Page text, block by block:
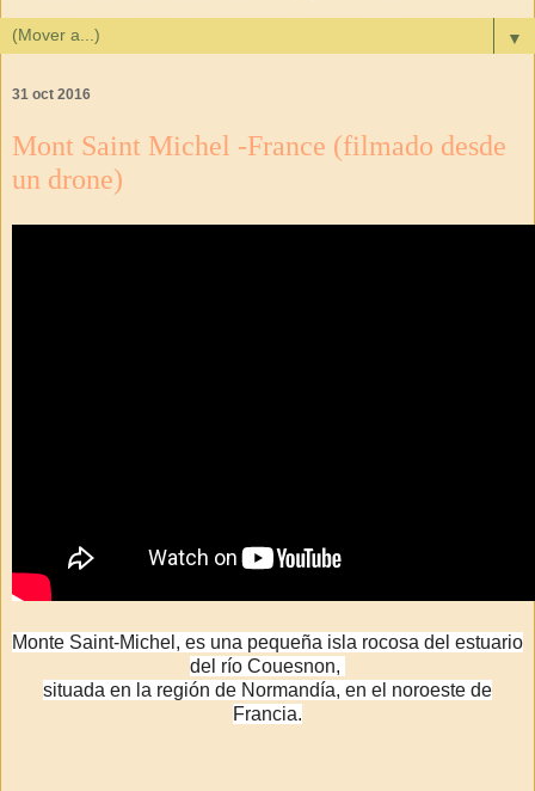
▼
31 oct 2016
Mont Saint Michel -France (filmado desde
un drone)
Monte Saint-Michel, es una pequeña isla rocosa del estuario
del río Couesnon,
situada en la región de Normandía, en el noroeste de
Francia.